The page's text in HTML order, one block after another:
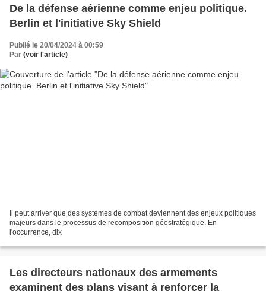
De la défense aérienne comme enjeu politique.
Berlin et l'initiative Sky Shield
Publié le 20/04/2024 à 00:59
Par (voir l'article)
Il peut arriver que des systèmes de combat deviennent des enjeux politiques
majeurs dans le processus de recomposition géostratégique. En
l'occurrence, dix
Les directeurs nationaux des armements
examinent des plans visant à renforcer la